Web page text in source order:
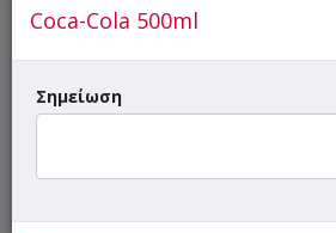
ΜΕΝΟΥ ΠΛΗΡΟΦΟΡΙΕΣ
Coca-Cola 500ml
Σημείωση